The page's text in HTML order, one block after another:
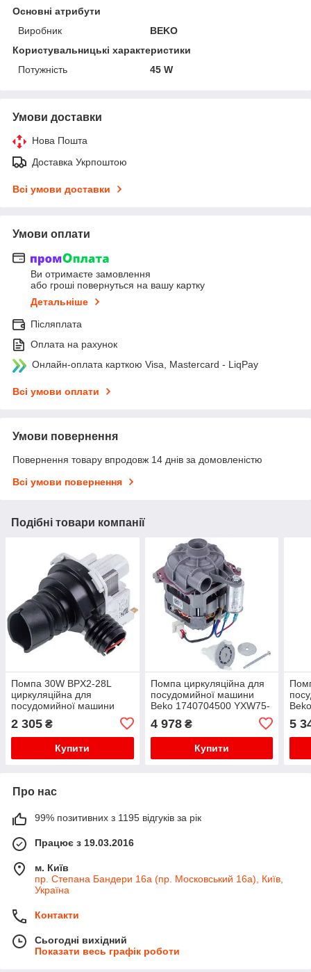
Основні атрибути
Виробник
BEKO
Користувальницькі характеристики
Потужність
45 W
Умови доставки
Нова Пошта
Доставка Укрпоштою
Всі умови доставки
Умови оплати
Ви отримаєте замовлення
або гроші повернуться на вашу картку
Детальніше
Післяплата
Оплата на рахунок
Онлайн-оплата карткою Visa, Mastercard - LiqPay
Всі умови оплати
Умови повернення
Повернення товару впродовж 14 днів за домовленістю
Всі умови повернення
Подібні товари компанії
Помпа 30W BPX2-28L
циркуляційна для
посудомийної машини
Electrolux 140000443022
2 305 ₴
Купити
Помпа циркуляційна для
посудомийної машини
Beko 1740704500 YXW75-
4 978₴
Купити
5
Про нас
99% позитивних з 1195 відгуків за рік
Працює з 19.03.2016
м. Київ
пр. Степана Бандери 16а (пр. Московський 16а), Київ,
Україна
Контакти
Сьогодні вихідний
Показати весь графік роботи